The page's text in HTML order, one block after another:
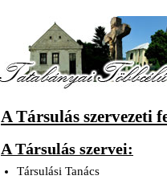
A Társulás szervezeti
A Társulás szervei:
Társulási Tanács